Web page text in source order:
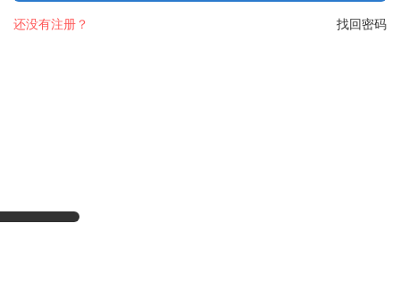
找回密码
还没有注册？